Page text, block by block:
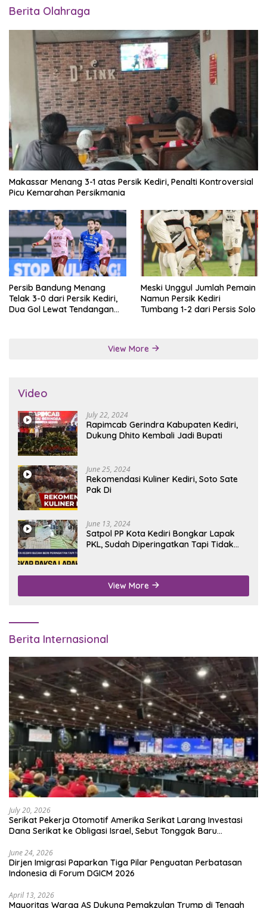
Berita Olahraga
Makassar Menang 3-1 atas Persik Kediri, Penalti Kontroversial
Picu Kemarahan Persikmania
Persib Bandung Menang
Telak 3-0 dari Persik Kediri,
Dua Gol Lewat Tendangan
Meski Unggul Jumlah Pemain
Namun Persik Kediri
Tumbang 1-2 dari Persis Solo
View More
Video
July 22, 2024
Rapimcab Gerindra Kabupaten Kediri,
Dukung Dhito Kembali Jadi Bupati
June 25, 2024
Rekomendasi Kuliner Kediri, Soto Sate
Pak Di
June 13, 2024
Satpol PP Kota Kediri Bongkar Lapak
PKL, Sudah Diperingatkan Tapi Tidak
View More
Berita Internasional
July 20, 2026
Serikat Pekerja Otomotif Amerika Serikat Larang Investasi
Dana Serikat ke Obligasi Israel, Sebut Tonggak Baru
June 24, 2026
Dirjen Imigrasi Paparkan Tiga Pilar Penguatan Perbatasan
Indonesia di Forum DGICM 2026
April 13, 2026
Mayoritas Warga AS Dukung Pemakzulan Trump di Tengah